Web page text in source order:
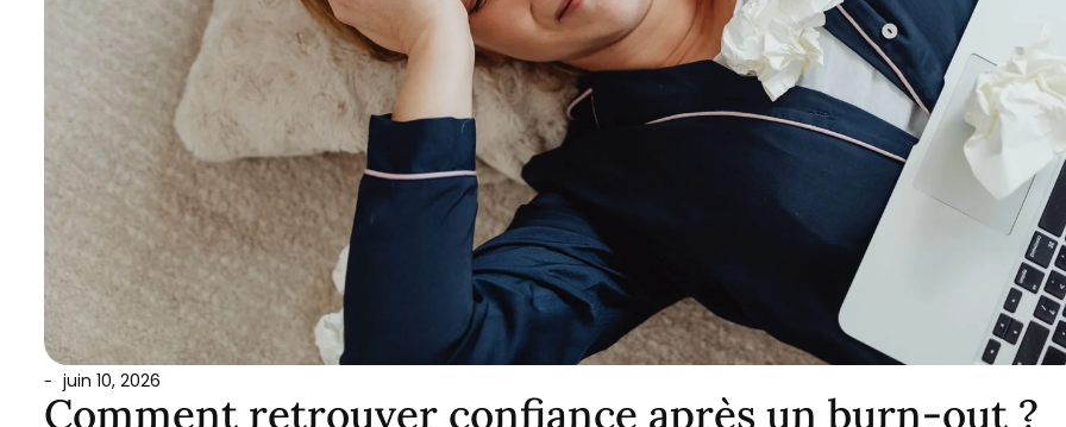
- juin 10, 2026
Comment retrouver confiance après un burn-out ?